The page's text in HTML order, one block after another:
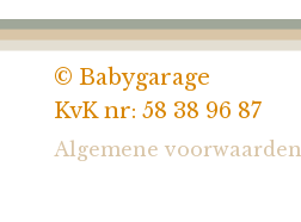
© Babygarage
KvK nr: 58 38 96 87
Algemene voorwaarden